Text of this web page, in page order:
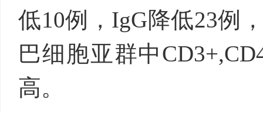
低10例，IgG降低23例
巴细胞亚群中
高。